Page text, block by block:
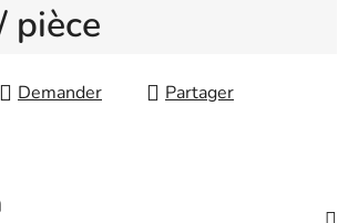
pièce
Demander Partager